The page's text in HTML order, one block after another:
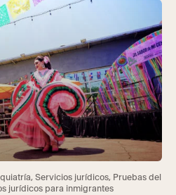
Servicios jurídicos, Pruebas del
jurídicos para inmigrantes